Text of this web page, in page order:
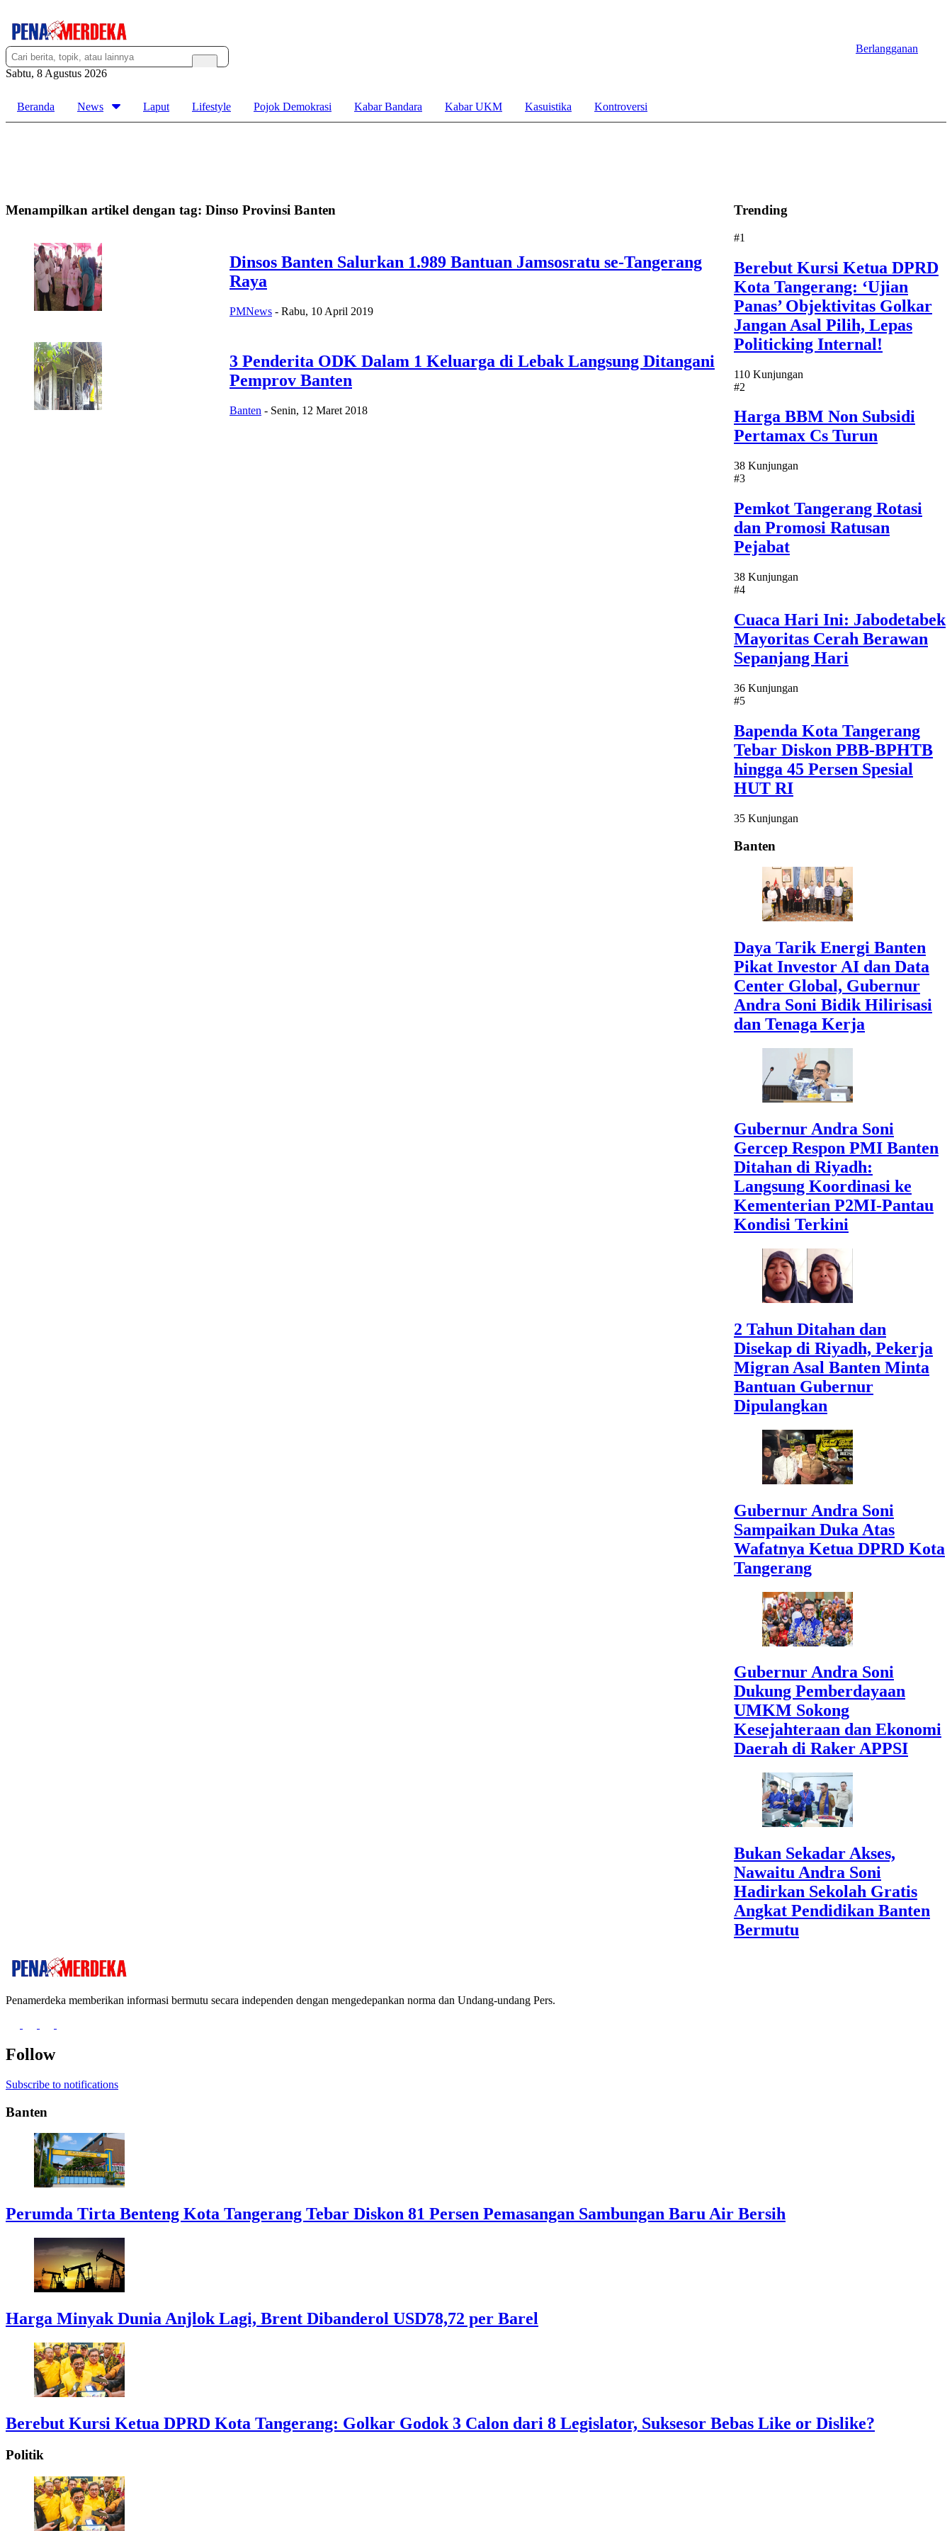
Sabtu, 8 Agustus 2026
Berlangganan
Beranda News Laput Lifestyle Pojok Demokrasi Kabar Bandara Kabar UKM Kasuistika Kontroversi
Menampilkan artikel dengan tag: Dinso Provinsi Banten
Dinsos Banten Salurkan 1.989 Bantuan Jamsosratu se-Tangerang
Raya
PMNews - Rabu, 10 April 2019
3 Penderita ODK Dalam 1 Keluarga di Lebak Langsung Ditangani
Pemprov Banten
Banten - Senin, 12 Maret 2018
Trending
#1
Berebut Kursi Ketua DPRD
Kota Tangerang: ‘Ujian
Panas’ Objektivitas Golkar
Jangan Asal Pilih, Lepas
Politicking Internal!
110 Kunjungan
#2
Harga BBM Non Subsidi
Pertamax Cs Turun
38 Kunjungan
#3
Pemkot Tangerang Rotasi
dan Promosi Ratusan
Pejabat
38 Kunjungan
#4
Cuaca Hari Ini: Jabodetabek
Mayoritas Cerah Berawan
Sepanjang Hari
36 Kunjungan
#5
Bapenda Kota Tangerang
Tebar Diskon PBB-BPHTB
hingga 45 Persen Spesial
HUT RI
35 Kunjungan
Banten
Daya Tarik Energi Banten
Pikat Investor AI dan Data
Center Global, Gubernur
Andra Soni Bidik Hilirisasi
dan Tenaga Kerja
Gubernur Andra Soni
Gercep Respon PMI Banten
Ditahan di Riyadh:
Langsung Koordinasi ke
Kementerian P2MI-Pantau
Kondisi Terkini
2 Tahun Ditahan dan
Disekap di Riyadh, Pekerja
Migran Asal Banten Minta
Bantuan Gubernur
Dipulangkan
Gubernur Andra Soni
Sampaikan Duka Atas
Wafatnya Ketua DPRD Kota
Tangerang
Gubernur Andra Soni
Dukung Pemberdayaan
UMKM Sokong
Kesejahteraan dan Ekonomi
Daerah di Raker APPSI
Bukan Sekadar Akses,
Nawaitu Andra Soni
Hadirkan Sekolah Gratis
Angkat Pendidikan Banten
Bermutu
Penamerdeka memberikan informasi bermutu secara independen dengan mengedepankan norma dan Undang-undang Pers.
Follow
Subscribe to notifications
Banten
Perumda Tirta Benteng Kota Tangerang Tebar Diskon 81 Persen Pemasangan Sambungan Baru Air Bersih
Harga Minyak Dunia Anjlok Lagi, Brent Dibanderol USD78,72 per Barel
Berebut Kursi Ketua DPRD Kota Tangerang: Golkar Godok 3 Calon dari 8 Legislator, Suksesor Bebas Like or Dislike?
Politik